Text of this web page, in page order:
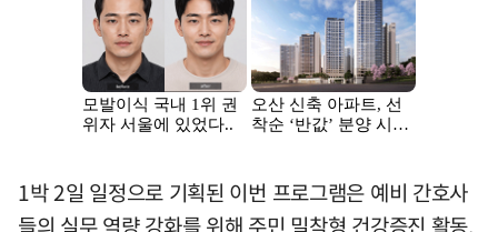
1박 2일 일정으로 기획된 이번 프로그램은 예비 간호사
들의 실무 역량 강화를 위해 주민 밀착형 건강증진 활동,